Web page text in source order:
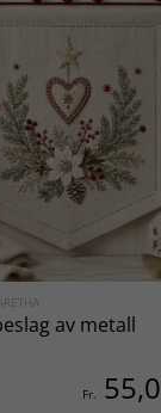
av metall
Fr.